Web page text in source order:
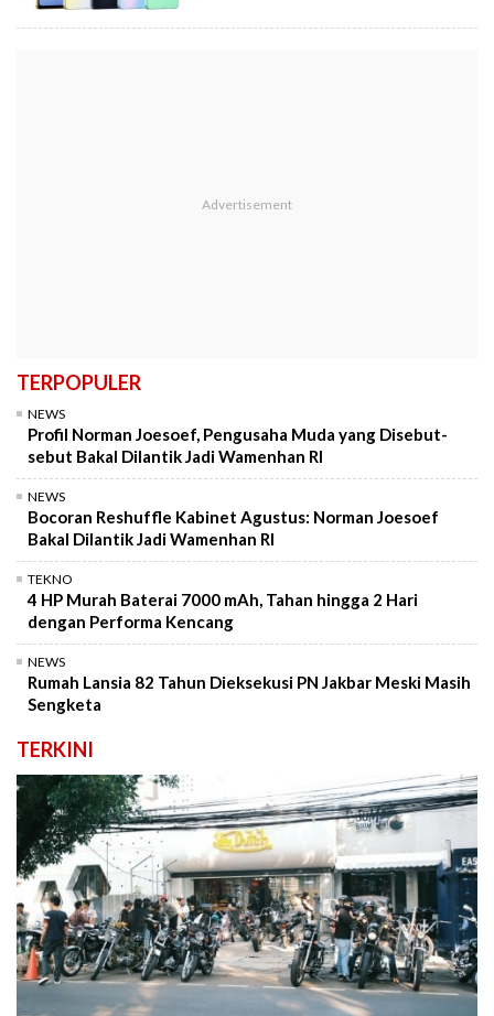
TERPOPULER
NEWS
Profil Norman Joesoef, Pengusaha Muda yang Disebut-
sebut Bakal Dilantik Jadi Wamenhan RI
NEWS
Bocoran Reshuffle Kabinet Agustus: Norman Joesoef
Bakal Dilantik Jadi Wamenhan RI
TEKNO
4 HP Murah Baterai 7000 mAh, Tahan hingga 2 Hari
dengan Performa Kencang
NEWS
Rumah Lansia 82 Tahun Dieksekusi PN Jakbar Meski Masih
Sengketa
TERKINI